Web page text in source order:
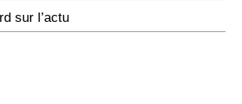
sur l’actu